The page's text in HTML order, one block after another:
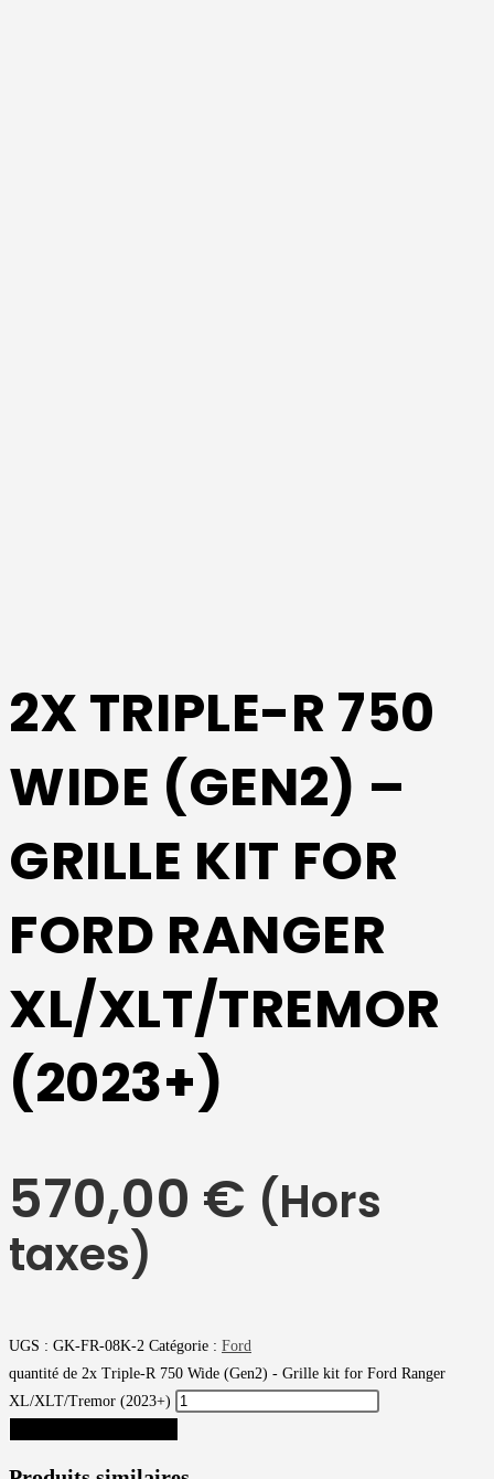
2X TRIPLE-R 750
WIDE (GEN2) –
GRILLE KIT FOR
FORD RANGER
XL/XLT/TREMOR
(2023+)
570,00 € (Hors
taxes)
UGS : GK-FR-08K-2 Catégorie : Ford
quantité de 2x Triple-R 750 Wide (Gen2) - Grille kit for Ford Ranger
XL/XLT/Tremor (2023+)